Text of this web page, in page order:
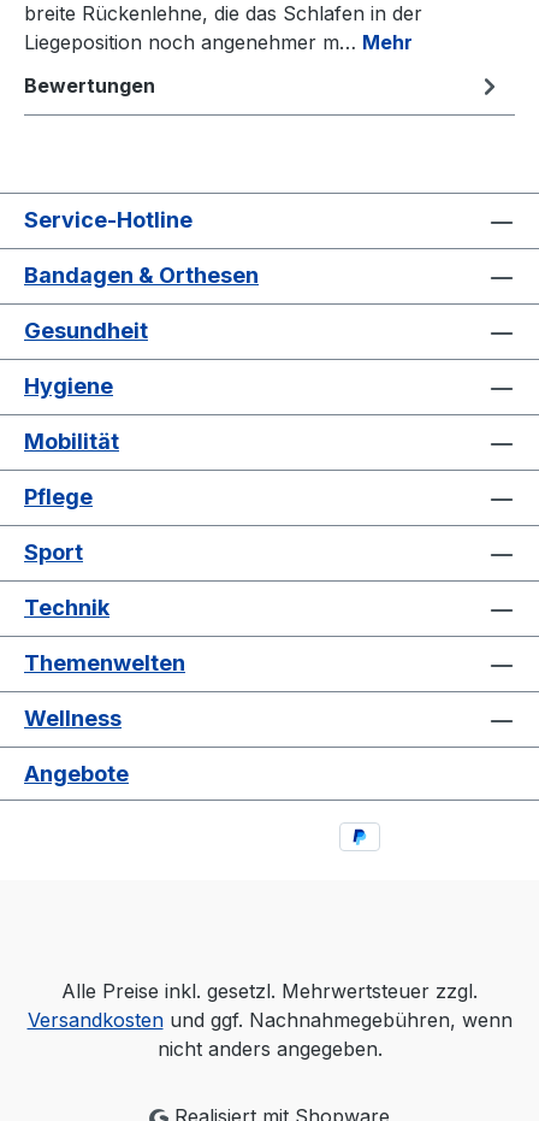
breite Rückenlehne, die das Schlafen in der
Liegeposition noch angenehmer m… Mehr
Bewertungen
Service-Hotline
Bandagen & Orthesen
Gesundheit
Hygiene
Mobilität
Pflege
Sport
Technik
Themenwelten
Wellness
Angebote
Alle Preise inkl. gesetzl. Mehrwertsteuer zzgl.
Versandkostenund ggf. Nachnahmegebühren, wenn
nicht anders angegeben.
Realisiert mit Shopware